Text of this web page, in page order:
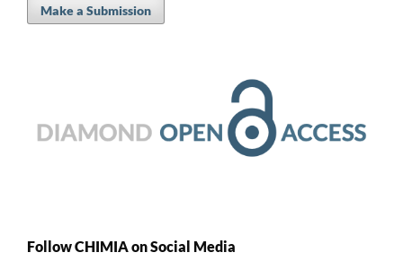
Make a Submission
Follow CHIMIA on Social Media